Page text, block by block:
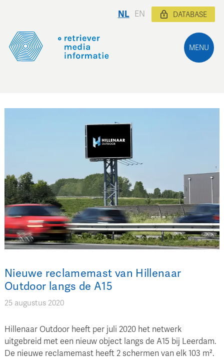
MENU
NL EN DATABASE
Nieuwe reclamemast van Hillenaar
Outdoor langs de A15
25 augustus 2020
Hillenaar Outdoor heeft per juli 2020 het netwerk
uitgebreid met een nieuw object langs de A15 bij Leerdam.
De nieuwe reclamemast heeft 2 schermen van elk 103 m².